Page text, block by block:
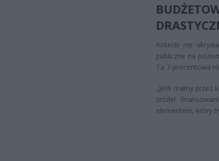
Kotecki nie
publiczne na
Ta 7-procentowa
„Jeśli mamy przez
źródeł
elementem, który